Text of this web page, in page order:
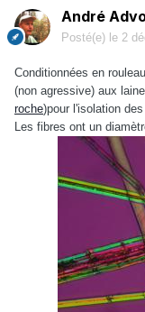
André
Posté(e) le 2
Conditionnées en
(non agressive) aux
roche)pour l'isolation
Les fibres ont un